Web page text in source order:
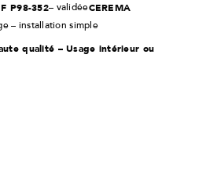
P98-352– validéeCEREMA
– installation simple
qualité – Usage intérieur ou